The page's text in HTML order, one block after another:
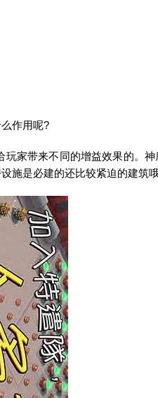
作用呢?
家带来不同的增益效果的。
施是必建的还比较紧迫的建筑哦